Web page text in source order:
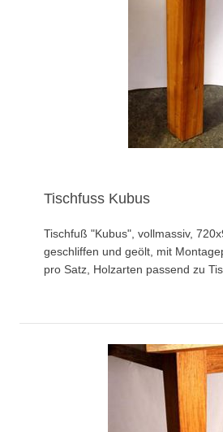
Tischfuss Kubus
Tischfuß "Kubus", vollmassiv,
geschliffen und geölt, mit
pro Satz, Holzarten passend zu